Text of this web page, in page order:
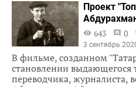
Проект
643
0
3 сентябрь
В фильме, созданном
становлении выдающегося
переводчика, журналиста,